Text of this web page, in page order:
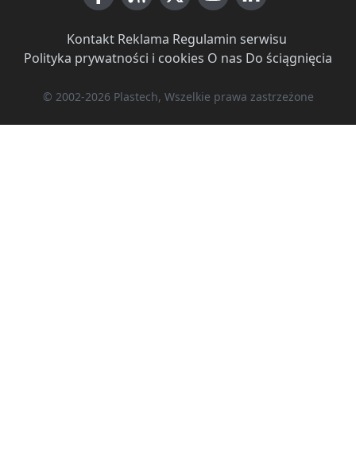
Kontakt· Reklama Regulamin serwisu
Polityka prywatności i cookies O nas Do ściągnięcia
© 2002-2026 Plastech, Wszelkie prawa zastrzeżone